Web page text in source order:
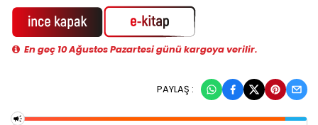
En geç 10 Ağustos Pazartesi günü kargoya verilir.
PAYLAŞ :